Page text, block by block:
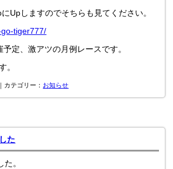
Upしますのでそちらも見てください。
tiger777/
定、激アツの月例レースです。
。
カテゴリー： お知らせ
た
。